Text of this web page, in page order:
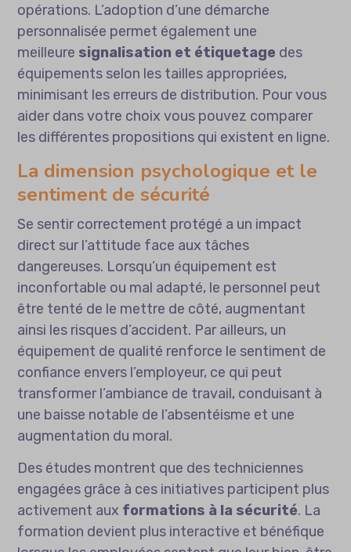
opérations. L’adoption d’une démarche
personnalisée permet également une
meilleure signalisation et étiquetage des
équipements selon les tailles appropriées,
minimisant les erreurs de distribution. Pour vous
aider dans votre choix vous pouvez comparer
les différentes propositions qui existent en ligne.
La dimension psychologique et le
sentiment de sécurité
Se sentir correctement protégé a un impact
direct sur l’attitude face aux tâches
dangereuses. Lorsqu’un équipement est
inconfortable ou mal adapté, le personnel peut
être tenté de le mettre de côté, augmentant
ainsi les risques d’accident. Par ailleurs, un
équipement de qualité renforce le sentiment de
confiance envers l’employeur, ce qui peut
transformer l’ambiance de travail, conduisant à
une baisse notable de l’absentéisme et une
augmentation du moral.
Des études montrent que des techniciennes
engagées grâce à ces initiatives participent plus
activement aux formations à la sécurité. La
formation devient plus interactive et bénéfique